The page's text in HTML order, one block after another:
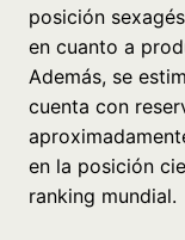
posición
en cuanto a
Además, se
cuenta con
en la posición
ranking mundial.